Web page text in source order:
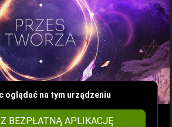
oglądać na tym urządzeniu
BEZPŁATNĄ APLIKACJĘ